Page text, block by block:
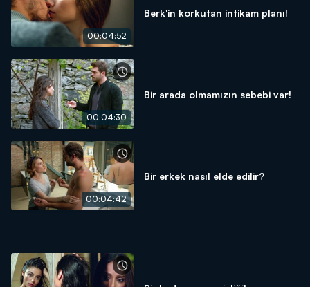
00:04:52
Berk'in korkutan intikam planı!
00:04:30
Bir arada olmamızın sebebi var!
00:04:42
Bir erkek nasıl elde edilir?